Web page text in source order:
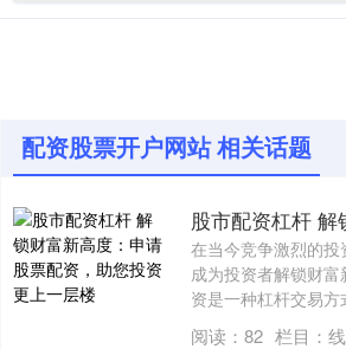
配资股票开户网站 相关话题
在当今竞争激烈的
成为投资者解锁财
资是一种杠杆交易
的自有....
阅读： 82 栏目：